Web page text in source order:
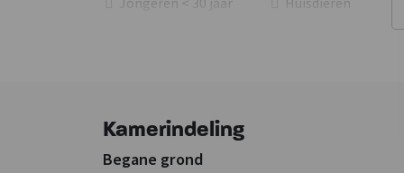
Jongeren < 30 jaar
Vereniging - In
overleg
Huisdieren
Kamerindeling
Begane grond